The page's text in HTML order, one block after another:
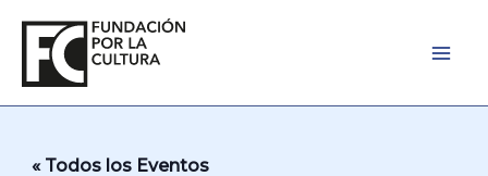
contenido
« Todos los Eventos